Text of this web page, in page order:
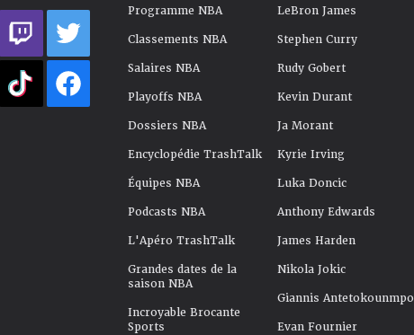
Programme NBA
Classements NBA
Salaires NBA
Playoffs NBA
Dossiers NBA
Encyclopédie TrashTalk
Équipes NBA
Podcasts NBA
L'Apéro TrashTalk
Grandes dates de la
saison NBA
Incroyable Brocante
Sports
LeBron James
Stephen Curry
Rudy Gobert
Kevin Durant
Ja Morant
Kyrie Irving
Luka Doncic
Anthony Edwards
James Harden
Nikola Jokic
Giannis Antetokounmpo
Evan Fournier